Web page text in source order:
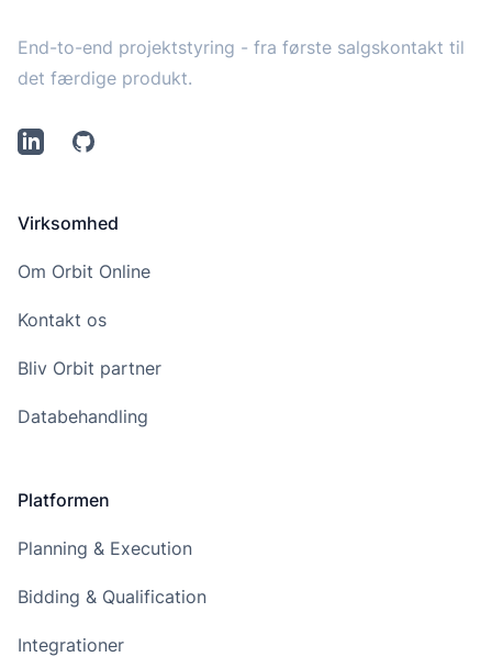
End-to-end projektstyring - fra første salgskontakt til
det færdige produkt.
LinkedInGithub
Virksomhed
Om Orbit Online
Kontakt os
Bliv Orbit partner
Databehandling
Platformen
Planning & Execution
Bidding & Qualification
Integrationer